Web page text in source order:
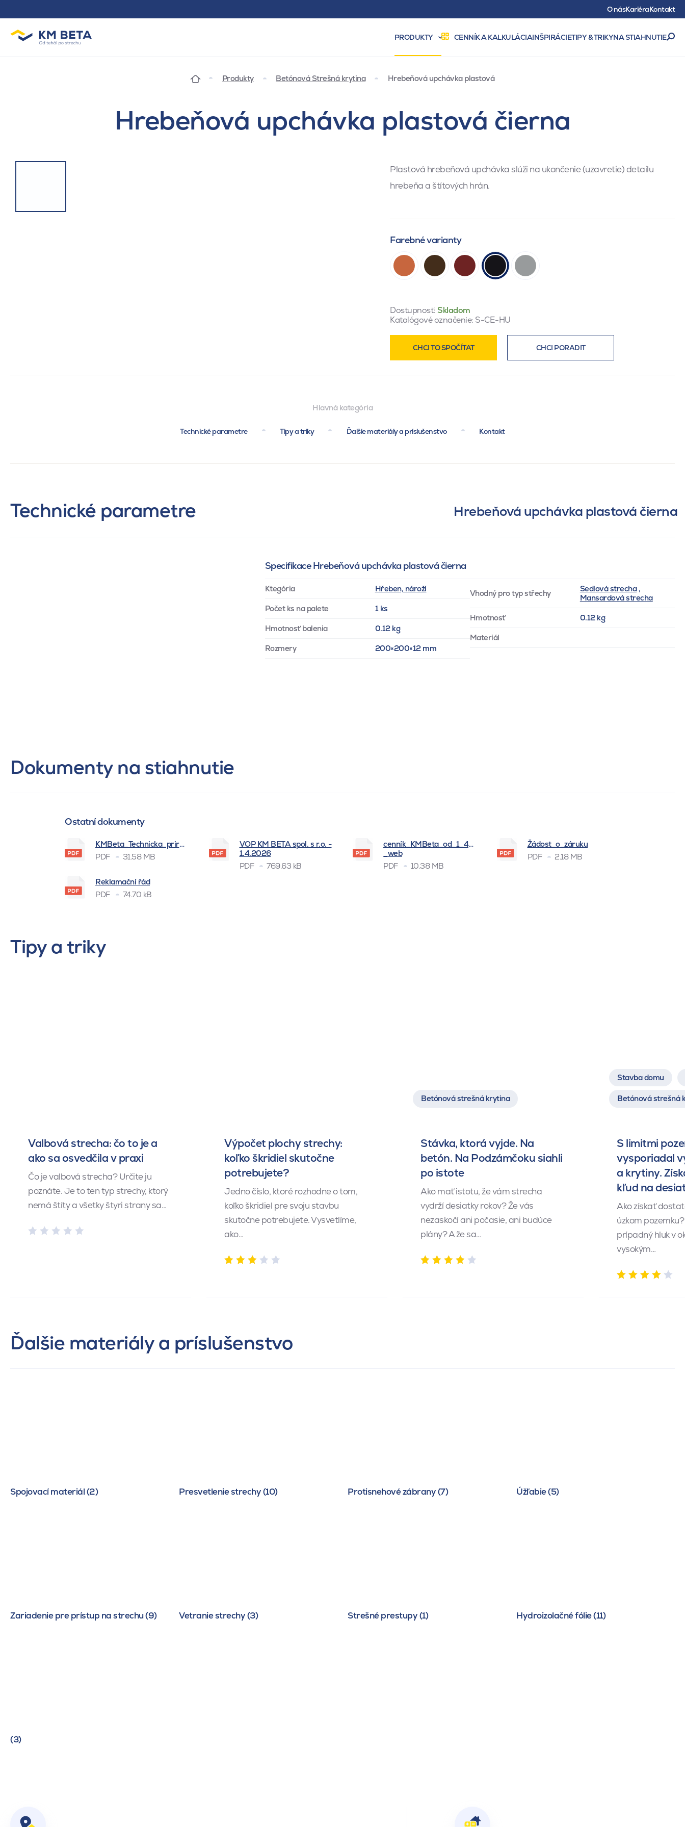
O násKariéraKontakt
PRODUKTY CENNÍK A KALKULÁCIAINŠPIRÁCIETIPY & TRIKYNA STIAHNUTIE
Produkty Betónová Strešná krytina Hrebeňová upchávka plastová
Hrebeňová upchávka plastová čierna
Plastová hrebeňová upchávka slúži na ukončenie (uzavretie) detailu
hrebeňa a štítových hrán.
Farebné varianty
Dostupnosť: Skladom
Katalógové označenie: S-CE-HU
CHCI TO SPOČÍTAT CHCI PORADIT
Hlavná kategória
Technické parametre Tipy a triky Ďalšie materiály a príslušenstvo Kontakt
Technické parametre Hrebeňová upchávka plastová čierna
Specifikace Hrebeňová upchávka plastová čierna
Ktegória Hřeben, nároží
Počet ks na palete 1 ks
Hmotnosť balenia 0.12 kg
Rozmery 200×200×12 mm
Vhodný pro typ střechy Sedlová strecha,
Mansardová strecha
Hmotnosť 0.12 kg
Materiál
Dokumenty na stiahnutie
Ostatní dokumenty
KMBeta_Technicka_prirucka_BSK_
PDF
31.58 MB
VOP KM BETA spol. s r.o. -
1.4.2026
PDF
769.63 kB
cenník_KMBeta_od_1_4_2026
_web
PDF
10.38 MB
Žádost_o_záruku
PDF
2.18 MB
Reklamační řád
PDF
74.70 kB
Tipy a triky
Valbová strecha: čo to je a
ako sa osvedčila v praxi
Čo je valbová strecha? Určite ju
poznáte. Je to ten typ strechy, ktorý
nemá štíty a všetky štyri strany sa…
Výpočet plochy strechy:
koľko škridiel skutočne
potrebujete?
Jedno číslo, ktoré rozhodne o tom,
koľko škridiel pre svoju stavbu
skutočne potrebujete. Vysvetlíme,
ako…
Betónová strešná krytina
Stávka, ktorá vyjde. Na
betón. Na Podzámčoku siahli
po istote
Ako mať istotu, že vám strecha
vydrží desiatky rokov? Že vás
nezaskočí ani počasie, ani budúce
plány? A že sa…
Stavba domu
Betónová strešná
S limitmi
vysporiadal
a krytiny.
kľud na
Ako získať
úzkom
prípadný hluk v
vysokým…
Ďalšie materiály a príslušenstvo
Spojovací materiál (2) Presvetlenie strechy (10) Protisnehové zábrany (7) Úžľabie (5)
Zariadenie pre prístup na strechu (9) Vetranie strechy (3) Strešné prestupy (1) Hydroizolačné fólie (11)
(3)